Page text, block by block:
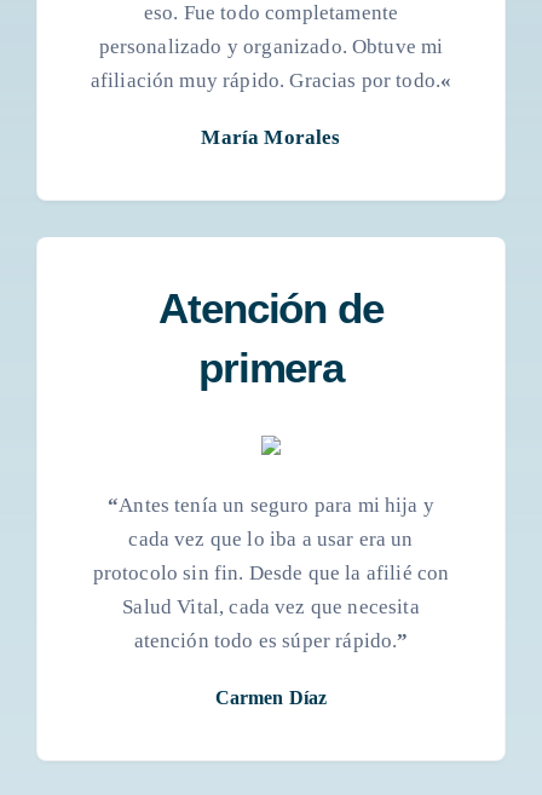
eso. Fue todo completamente
personalizado y organizado. Obtuve mi
afiliación muy rápido. Gracias por todo.«
María Morales
Atención de
primera
“Antes tenía un seguro para mi hija y
cada vez que lo iba a usar era un
protocolo sin fin. Desde que la afilié con
Salud Vital, cada vez que necesita
atención todo es súper rápido.”
Carmen Díaz